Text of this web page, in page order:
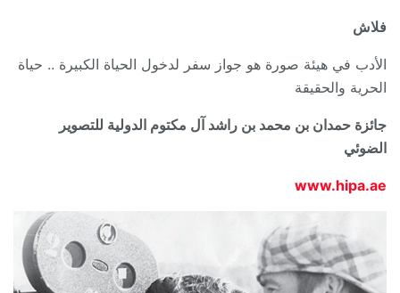
فلاش
الأدب في هيئة صورة هو جواز سفر لدخول الحياة الكبيرة .. حياة
الحرية والحقيقة
جائزة حمدان بن محمد بن راشد آل مكتوم الدولية للتصوير
الضوئي
www.hipa.ae